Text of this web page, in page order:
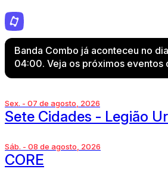
Banda Combo já aconteceu no
04:00. Veja os próximos eventos
Sex. - 07 de agosto, 2026
Sete Cidades - Legião
Sáb. - 08 de agosto, 2026
CORE